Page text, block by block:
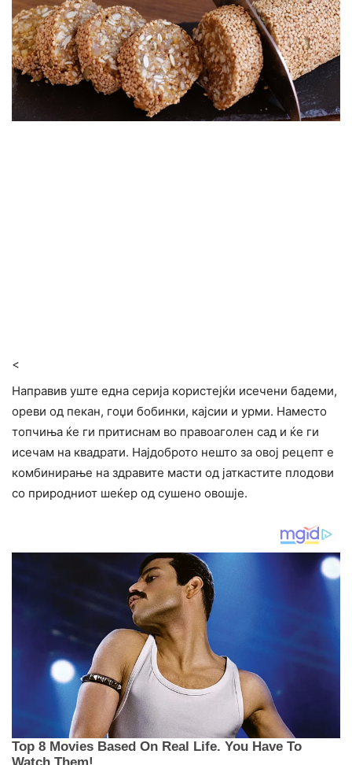
<
Направив уште една серија користејќи исечени бадеми,
ореви од пекан, гоџи бобинки, кајсии и урми. Наместо
топчиња ќе ги притиснам во правоаголен сад и ќе ги
исечам на квадрати. Најдоброто нешто за овој рецепт е
комбинирање на здравите масти од јаткастите плодови
со природниот шеќер од сушено овошје.